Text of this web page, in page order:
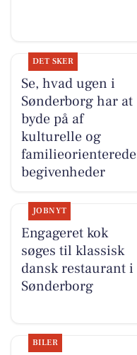
DET SKER
Se, hvad ugen i
Sønderborg har at
byde på af
kulturelle og
familieorienterede
begivenheder
JOBNYT
Engageret kok
søges til klassisk
dansk restaurant i
Sønderborg
BILER